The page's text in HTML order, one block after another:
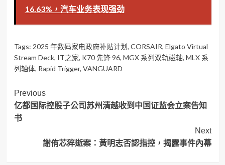
16.63%，汽车业务表现强劲
Tags: 2025 年数码家电政府补贴计划, CORSAIR, Elgato Virtual
Stream Deck, IT之家, K70 先锋 96, MGX 系列双轨磁轴, MLX 系
列轴体, Rapid Trigger, VANGUARD
Post
Navigation
Previous
亿都国际控股子公司苏州清越收到中国证监会立案告知
书
Next
謝侑芯猝逝案：黃明志否認指控，揭露事件內幕